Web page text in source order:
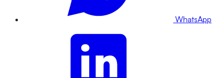
WhatsApp